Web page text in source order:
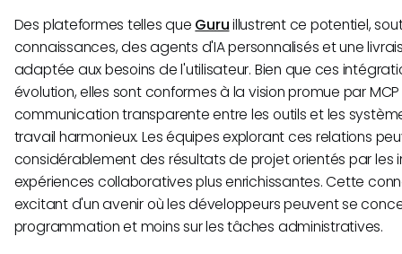
Des plateformes telles que Guruillustrent ce potentiel,
connaissances, des agents d'IA personnalisés et une
adaptée aux besoins de l'utilisateur. Bien que ces
évolution, elles sont conformes à la vision promue par
communication transparente entre les outils et les
travail harmonieux. Les équipes explorant ces relations
considérablement des résultats de projet orientés par les
expériences collaboratives plus enrichissantes. Cette
excitant d'un avenir où les développeurs peuvent se
programmation et moins sur les tâches administratives.